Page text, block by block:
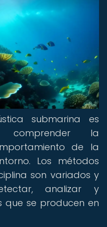
submarina es
comprender la
de la
Los métodos
son variados y
analizar y
que se producen en